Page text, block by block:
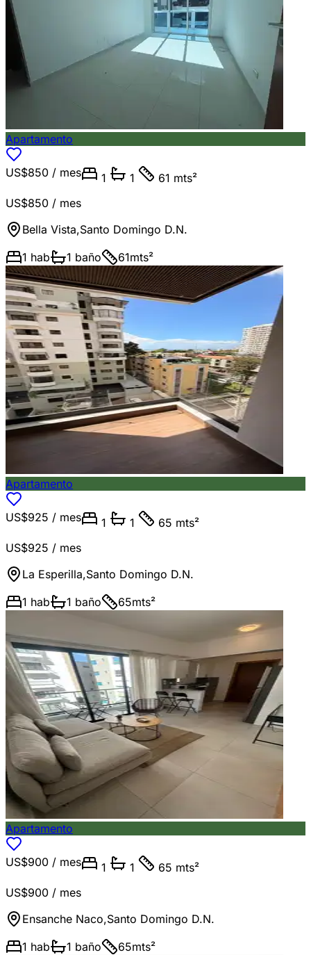
Apartamento
US$850 / mes 1 1
61 mts²
US$850 / mes
Bella Vista,Santo Domingo D.N.
1 hab 1 baño 61mts²
Apartamento
US$925 / mes 1 1
65 mts²
US$925 / mes
La Esperilla,Santo Domingo D.N.
1 hab 1 baño 65mts²
Apartamento
US$900 / mes 1 1
65 mts²
US$900 / mes
Ensanche Naco,Santo Domingo D.N.
1 hab 1 baño 65mts²